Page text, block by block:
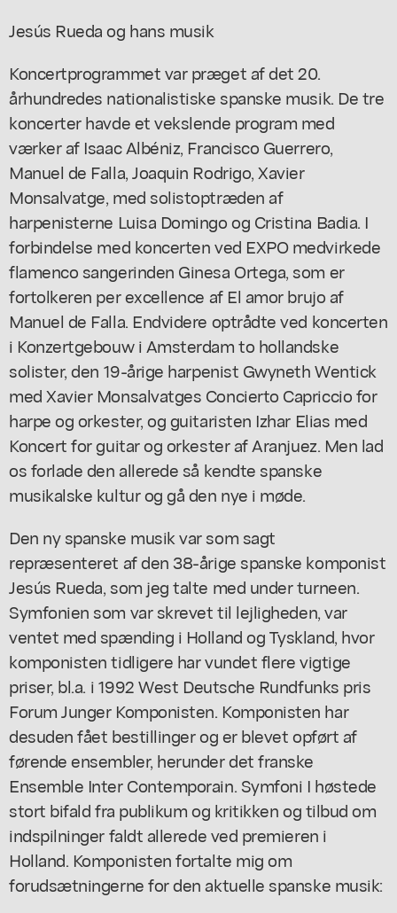
Jesús Rueda og hans musik
Koncertprogrammet var præget af det 20.
århundredes nationalistiske spanske musik. De tre
koncerter havde et vekslende program med
værker af Isaac Albéniz, Francisco Guerrero,
Manuel de Falla, Joaquin Rodrigo, Xavier
Monsalvatge, med solistoptræden af
harpenisterne Luisa Domingo og Cristina Badia. I
forbindelse med koncerten ved EXPO medvirkede
flamenco sangerinden Ginesa Ortega, som er
fortolkeren per excellence af El amor brujo af
Manuel de Falla. Endvidere optrådte ved koncerten
i Konzertgebouw i Amsterdam to hollandske
solister, den 19-årige harpenist Gwyneth Wentick
med Xavier Monsalvatges Concierto Capriccio for
harpe og orkester, og guitaristen Izhar Elias med
Koncert for guitar og orkester af Aranjuez. Men lad
os forlade den allerede så kendte spanske
musikalske kultur og gå den nye i møde.
Den ny spanske musik var som sagt
repræsenteret af den 38-årige spanske komponist
Jesús Rueda, som jeg talte med under turneen.
Symfonien som var skrevet til lejligheden, var
ventet med spænding i Holland og Tyskland, hvor
komponisten tidligere har vundet flere vigtige
priser, bl.a. i 1992 West Deutsche Rundfunks pris
Forum Junger Komponisten. Komponisten har
desuden fået bestillinger og er blevet opført af
førende ensembler, herunder det franske
Ensemble Inter Contemporain. Symfoni I høstede
stort bifald fra publikum og kritikken og tilbud om
indspilninger faldt allerede ved premieren i
Holland. Komponisten fortalte mig om
forudsætningerne for den aktuelle spanske musik: